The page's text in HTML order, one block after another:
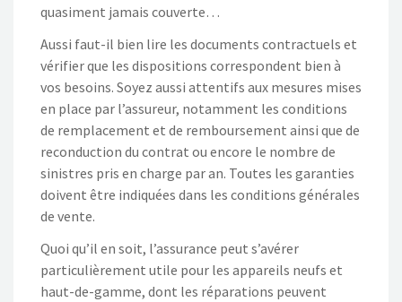
quasiment jamais couverte…
Aussi faut-il bien lire les documents contractuels et
vérifier que les dispositions correspondent bien à
vos besoins. Soyez aussi attentifs aux mesures mises
en place par l’assureur, notamment les conditions
de remplacement et de remboursement ainsi que de
reconduction du contrat ou encore le nombre de
sinistres pris en charge par an. Toutes les garanties
doivent être indiquées dans les conditions générales
de vente.
Quoi qu’il en soit, l’assurance peut s’avérer
particulièrement utile pour les appareils neufs et
haut-de-gamme, dont les réparations peuvent